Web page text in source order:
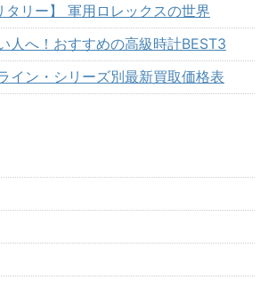
タリー】 軍用ロレックスの世界
人へ！おすすめの高級時計BEST3
イン・シリーズ別最新買取価格表